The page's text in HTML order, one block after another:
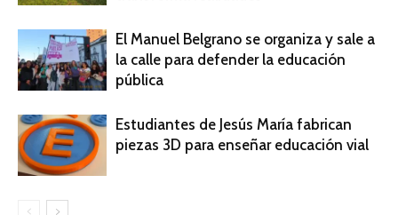
El Manuel Belgrano se organiza y sale a
la calle para defender la educación
pública
Estudiantes de Jesús María fabrican
piezas 3D para enseñar educación vial